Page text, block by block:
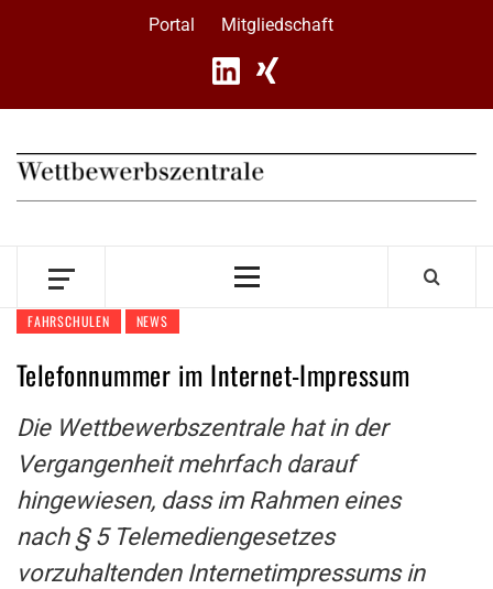
Portal Mitgliedschaft
Primary
FAHRSCHULEN NEWS
Telefonnummer im Internet-Impressum
Die Wettbewerbszentrale hat in der
Vergangenheit mehrfach darauf
hingewiesen, dass im Rahmen eines
nach § 5 Telemediengesetzes
vorzuhaltenden Internetimpressums in